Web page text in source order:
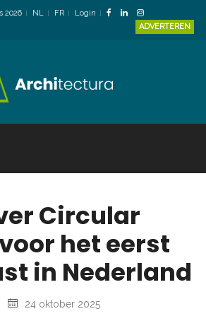
2026 NL FR
Login
ADVERTEREN
Circular
het eerst
in Nederland
24 oktober 2025